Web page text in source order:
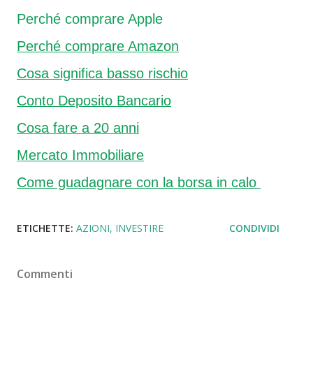
Perché comprare Apple
Perché comprare Amazon
Cosa significa basso rischio
Conto Deposito Bancario
Cosa fare a 20 anni
Mercato Immobiliare
Come guadagnare con la borsa in calo
ETICHETTE: AZIONI INVESTIRE CONDIVIDI
Commenti